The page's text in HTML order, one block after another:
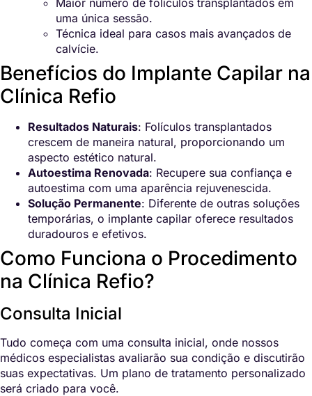
uma única sessão.
Técnica ideal para casos mais avançados de
calvície.
Benefícios do Implante Capilar na
Clínica Refio
Resultados Naturais: Folículos transplantados
crescem de maneira natural, proporcionando um
aspecto estético natural.
Autoestima Renovada: Recupere sua confiança e
autoestima com uma aparência rejuvenescida.
Solução Permanente: Diferente de outras soluções
temporárias, o implante capilar oferece resultados
duradouros e efetivos.
Como Funciona o Procedimento
na Clínica Refio?
Consulta Inicial
Tudo começa com uma consulta inicial, onde nossos
médicos especialistas avaliarão sua condição e discutirão
suas expectativas. Um plano de tratamento personalizado
será criado para você.